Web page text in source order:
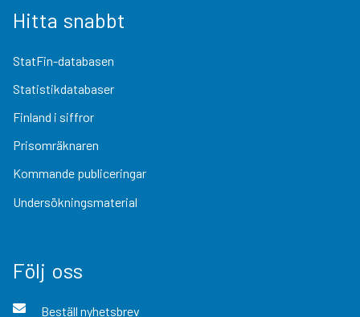
Hitta snabbt
StatFin-databasen
Statistikdatabaser
Finland i siffror
Prisomräknaren
Kommande publiceringar
Undersökningsmaterial
Följ oss
Beställ nyhetsbrev